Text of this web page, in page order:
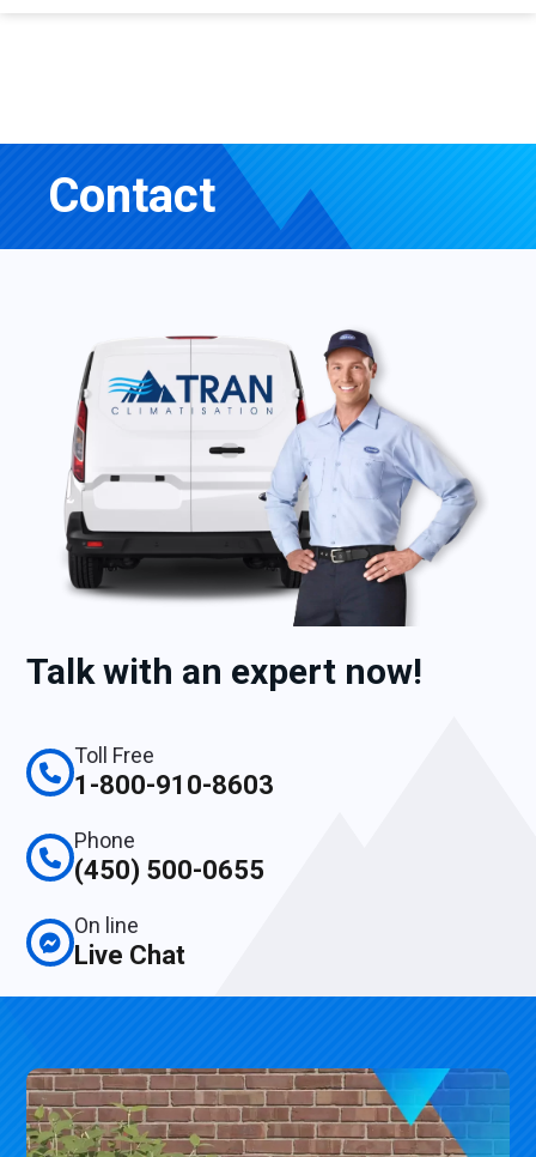
Contact
Talk with an expert now!
Toll Free
1-800-910-8603
Phone
(450) 500-0655
On line
Live Chat